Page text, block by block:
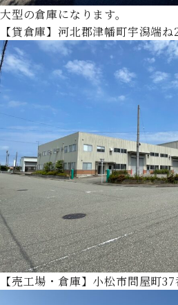
大型の倉庫になります。
【貸倉庫】河北郡津幡町宇潟端ね
【売工場・倉庫】小松市問屋町